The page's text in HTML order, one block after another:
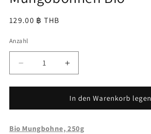
Normaler
129.00 ฿ THB
Anzahl
Verringere
die
Menge
Mungobohnen
Erhöhe
die
Menge
für
Mungobohnen
In den Warenkorb legen
Bio Mungbohne, 250g